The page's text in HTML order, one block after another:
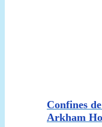
Confines
Arkham